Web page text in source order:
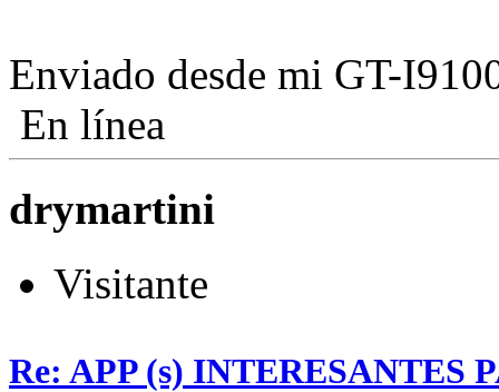
Enviado desde mi GT-
En línea
drymartini
Visitante
Re: APP (s) INTERESANTES